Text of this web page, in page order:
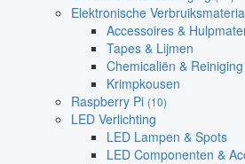
Elektronische
Accessoires &
Tapes & Lijmen
Chemicaliën & Reiniging
Krimpkousen
Raspberry Pi (10)
LED Verlichting
LED Lampen & Spots
LED Componenten &